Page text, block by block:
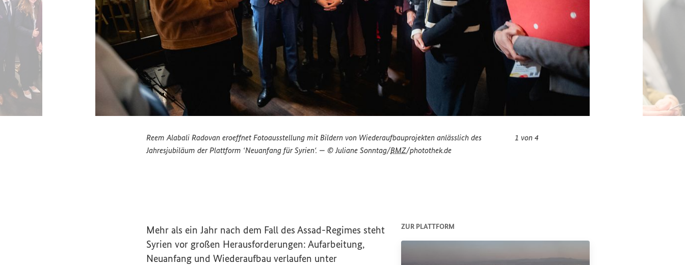
Reem Alabali Radovan eroeffnet Fotoausstellung mit Bildern von Wiederaufbauprojekten anlässlich des
Jahresjubiläum der Plattform ‘Neuanfang für Syrien‘. — © Juliane Sonntag/BMZ/photothek.de
1 von 4
ZUR PLATTFORM
Mehr als ein Jahr nach dem Fall des Assad-Regimes steht
Syrien vor großen Herausforderungen: Aufarbeitung,
Neuanfang und Wiederaufbau verlaufen unter